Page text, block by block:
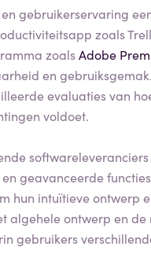
gebruikerservaring
zoals
zoalsAdobe
en
evaluaties van
voldoet.
geavanceerde
hun intuïtieve ontwerp
algehele ontwerp en
gebruikers